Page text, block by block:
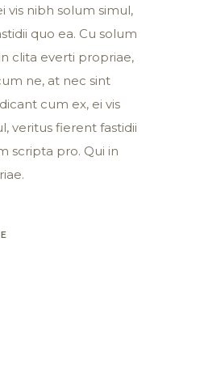
vis nibh solum simul,
quo ea. Cu solum
clita everti propriae,
ne, at nec sint
cum ex, ei vis
veritus fierent fastidii
scripta pro. Qui in